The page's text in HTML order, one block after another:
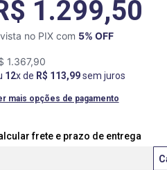
1.299,50
no PIX com 5% OFF
1.367,90
12x de R$ 113,99sem juros
mais opções de pagamento